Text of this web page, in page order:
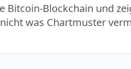
Bitcoin-Blockchain und
was Chartmuster